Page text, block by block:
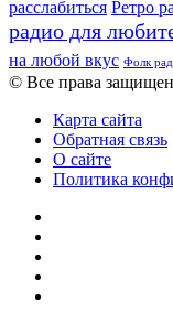
расслабиться Ретро
радио для
на любой вкус Фолк
© Все права
Карта сайта
Обратная связь
О сайте
Политика